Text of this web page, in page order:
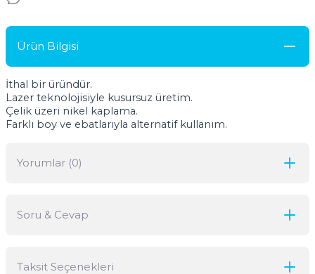
Ürün Bilgisi
İthal bir üründür.
Lazer teknolojisiyle kusursuz üretim.
Çelik üzeri nikel kaplama.
Farklı boy ve ebatlarıyla alternatif kullanım.
Yorumlar (0)
Soru & Cevap
Taksit Seçenekleri